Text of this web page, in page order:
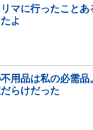
マに行ったこと
よ
用品は私の必需品
らけだった